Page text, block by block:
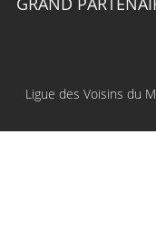
Ligue des Voisins du